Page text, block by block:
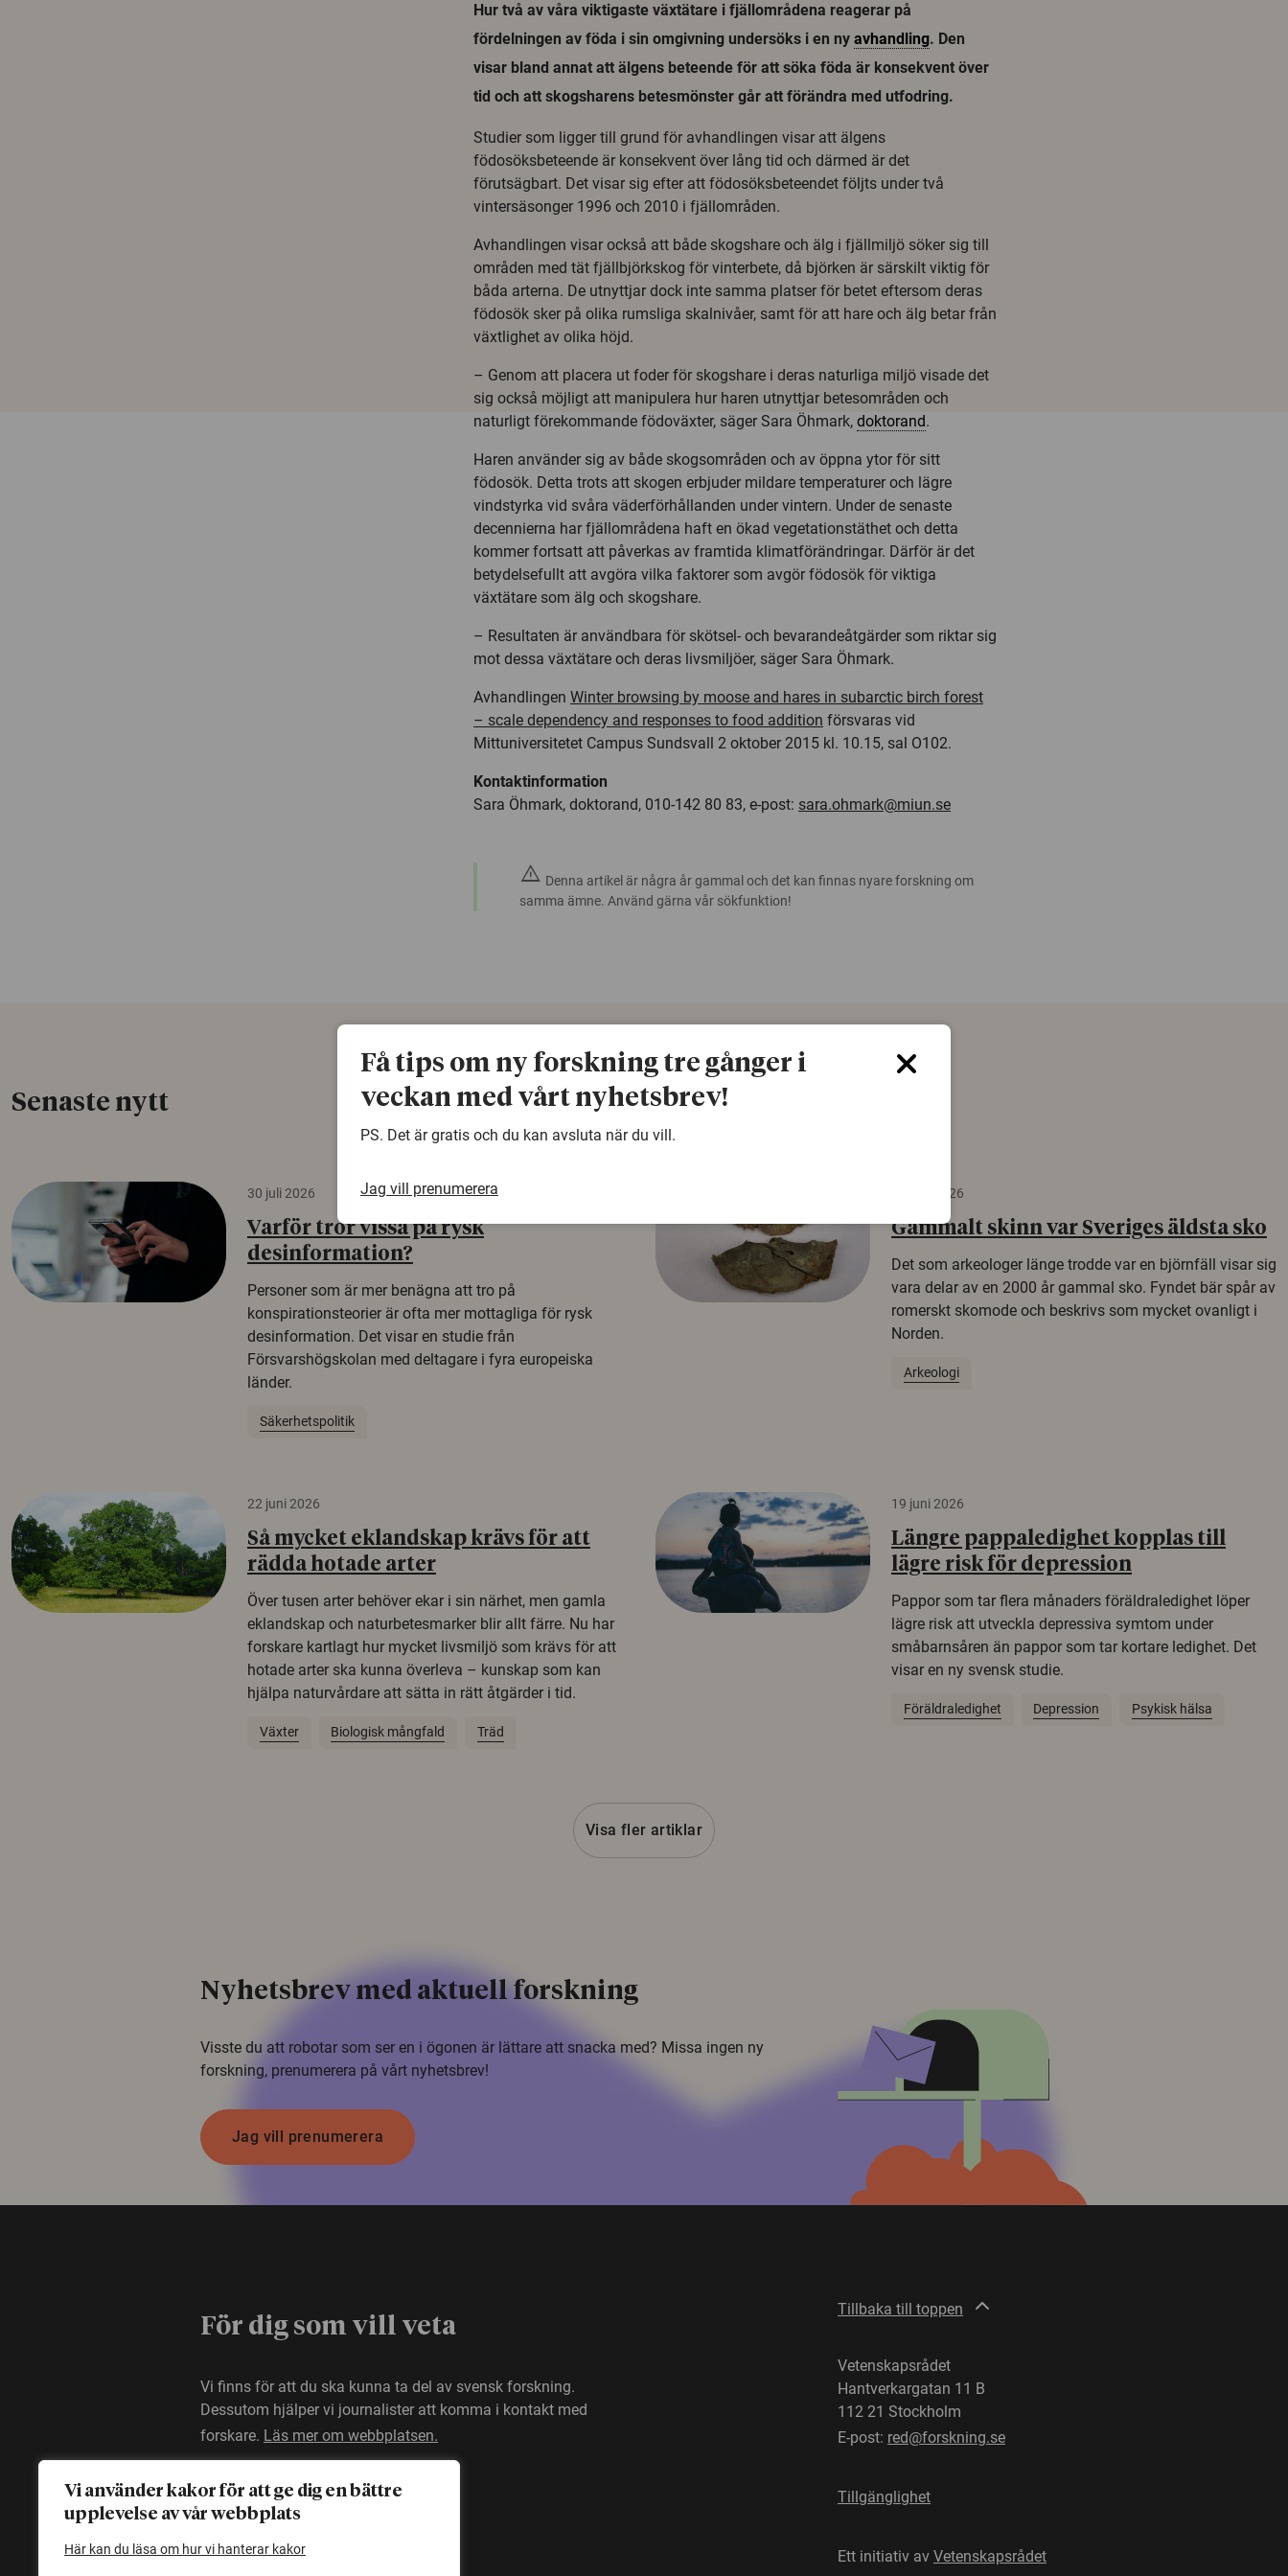
Vi använder kakor för att ge dig en bättre
upplevelse av vår webbplats
Här kan du läsa om hur vi hanterar kakor
Hur två av våra viktigaste växtätare i fjällområdena reagerar på
fördelningen av föda i sin omgivning undersöks i en ny avhandling. Den
visar bland annat att älgens beteende för att söka föda är konsekvent över
tid och att skogsharens betesmönster går att förändra med utfodring.
Studier som ligger till grund för avhandlingen visar att älgens
födosöksbeteende är konsekvent över lång tid och därmed är det
förutsägbart. Det visar sig efter att födosöksbeteendet följts under två
vintersäsonger 1996 och 2010 i fjällområden.
Avhandlingen visar också att både skogshare och älg i fjällmiljö söker sig till
områden med tät fjällbjörkskog för vinterbete, då björken är särskilt viktig för
båda arterna. De utnyttjar dock inte samma platser för betet eftersom deras
födosök sker på olika rumsliga skalnivåer, samt för att hare och älg betar från
växtlighet av olika höjd.
– Genom att placera ut foder för skogshare i deras naturliga miljö visade det
sig också möjligt att manipulera hur haren utnyttjar betesområden och
naturligt förekommande födoväxter, säger Sara Öhmark, doktorand.
Haren använder sig av både skogsområden och av öppna ytor för sitt
födosök. Detta trots att skogen erbjuder mildare temperaturer och lägre
vindstyrka vid svåra väderförhållanden under vintern. Under de senaste
decennierna har fjällområdena haft en ökad vegetationstäthet och detta
kommer fortsatt att påverkas av framtida klimatförändringar. Därför är det
betydelsefullt att avgöra vilka faktorer som avgör födosök för viktiga
växtätare som älg och skogshare.
– Resultaten är användbara för skötsel- och bevarandeåtgärder som riktar sig
mot dessa växtätare och deras livsmiljöer, säger Sara Öhmark.
Avhandlingen Winter browsing by moose and hares in subarctic birch forest
– scale dependency and responses to food addition försvaras vid
Mittuniversitetet Campus Sundsvall 2 oktober 2015 kl. 10.15, sal O102.
Kontaktinformation
Sara Öhmark, doktorand, 010-142 80 83, e-post: sara.ohmark@miun.se
warning Denna artikel är några år gammal och det kan finnas nyare forskning om
samma ämne. Använd gärna vår sökfunktion!
Senaste nytt
30 juli 2026
Varför tror vissa på rysk
desinformation?
Personer som är mer benägna att tro på
konspirationsteorier är ofta mer mottagliga för rysk
desinformation. Det visar en studie från
Försvarshögskolan med deltagare i fyra europeiska
länder.
Säkerhetspolitik
22 juni 2026
Gammalt skinn var Sveriges äldsta sko
Det som arkeologer länge trodde var en björnfäll visar sig
vara delar av en 2000 år gammal sko. Fyndet bär spår av
romerskt skomode och beskrivs som mycket ovanligt i
Norden.
Arkeologi
22 juni 2026
Så mycket eklandskap krävs för att
rädda hotade arter
Över tusen arter behöver ekar i sin närhet, men gamla
eklandskap och naturbetesmarker blir allt färre. Nu har
forskare kartlagt hur mycket livsmiljö som krävs för att
hotade arter ska kunna överleva – kunskap som kan
hjälpa naturvårdare att sätta in rätt åtgärder i tid.
Växter Biologisk mångfald Träd
19 juni 2026
Längre pappaledighet kopplas till
lägre risk för depression
Pappor som tar flera månaders föräldraledighet löper
lägre risk att utveckla depressiva symtom under
småbarnsåren än pappor som tar kortare ledighet. Det
visar en ny svensk studie.
Föräldraledighet Depression Psykisk hälsa
Visa fler artiklar
Nyhetsbrev med aktuell forskning
Visste du att robotar som ser en i ögonen är lättare att snacka med? Missa ingen ny
forskning, prenumerera på vårt nyhetsbrev!
Jag vill prenumerera
För dig som vill veta
Vi finns för att du ska kunna ta del av svensk forskning.
Dessutom hjälper vi journalister att komma i kontakt med
forskare. Läs mer om webbplatsen.
Tillbaka till toppen
Vetenskapsrådet
Hantverkargatan 11 B
112 21 Stockholm
E-post: red@forskning.se
Tillgänglighet
Ett initiativ av Vetenskapsrådet
Få tips om ny forskning tre gånger i
veckan med vårt nyhetsbrev!
PS. Det är gratis och du kan avsluta när du vill.
Jag vill prenumerera